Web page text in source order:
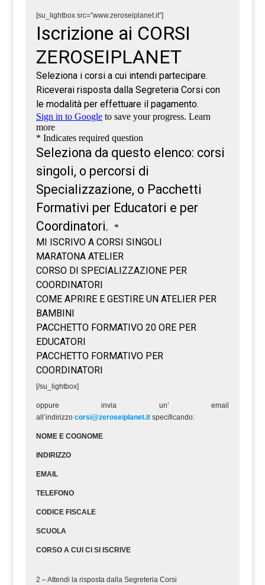
[su_lightbox src=”www.zeroseiplanet.it”]
[/su_lightbox]
oppure invia un’ email
all’indirizzo corsi@zeroseiplanet.itspecificando:
NOME E COGNOME
INDIRIZZO
EMAIL
TELEFONO
CODICE FISCALE
SCUOLA
CORSO A CUI CI SI ISCRIVE
2 – Attendi la risposta dalla Segreteria Corsi